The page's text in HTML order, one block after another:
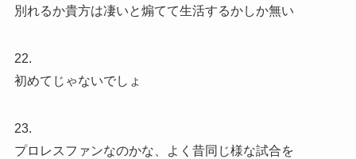
別れるか貴方は凄いと煽てて生活するかしか無い
22.
初めてじゃないでしょ
23.
プロレスファンなのかな、よく昔同じ様な試合を